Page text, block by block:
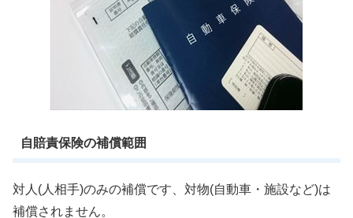
自賠責保険の補償範囲
対人(人相手)のみの補償です、対物(自動車・施設など)は
補償されません。